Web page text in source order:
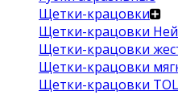
Щетки-крацовки
Щетки-крацовки
Щетки-крацовки
Щетки-крацовки
Щетки-крацовки